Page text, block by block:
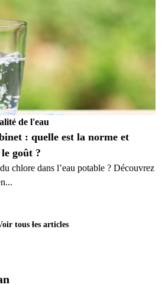
de l'eau
: quelle est la norme et
goût ?
chlore dans l’eau potable ? Découvrez
tous les articles